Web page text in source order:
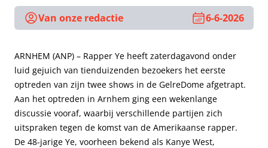
Van onze redactie 6-6-2026
ARNHEM (ANP) – Rapper Ye heeft zaterdagavond onder
luid gejuich van tienduizenden bezoekers het eerste
optreden van zijn twee shows in de GelreDome afgetrapt.
Aan het optreden in Arnhem ging een wekenlange
discussie vooraf, waarbij verschillende partijen zich
uitspraken tegen de komst van de Amerikaanse rapper.
De 48-jarige Ye, voorheen bekend als Kanye West,